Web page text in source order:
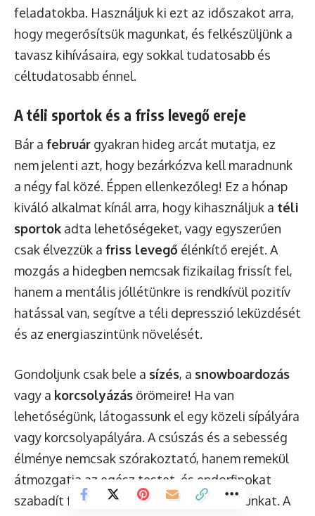
feladatokba. Használjuk ki ezt az időszakot arra,
hogy megerősítsük magunkat, és felkészüljünk a
tavasz kihívásaira, egy sokkal tudatosabb és
céltudatosabb énnel.
A téli sportok és a friss levegő ereje
Bár a február gyakran hideg arcát mutatja, ez
nem jelenti azt, hogy bezárkózva kell maradnunk
a négy fal közé. Éppen ellenkezőleg! Ez a hónap
kiváló alkalmat kínál arra, hogy kihasználjuk a téli
sportok adta lehetőségeket, vagy egyszerűen
csak élvezzük a friss levegő élénkítő erejét. A
mozgás a hidegben nemcsak fizikailag frissít fel,
hanem a mentális jóllétünkre is rendkívül pozitív
hatással van, segítve a téli depresszió leküzdését
és az energiaszintünk növelését.
Gondoljunk csak bele a sízés, a snowboardozás
vagy a korcsolyázás örömeire! Ha van
lehetőségünk, látogassunk el egy közeli sípályára
vagy korcsolyapályára. A csúszás és a sebesség
élménye nemcsak szórakoztató, hanem remekül
átmozgatja az egész testet, és endorfinokat
szabadít fel, amelyek javítják a hangulatunkat. A